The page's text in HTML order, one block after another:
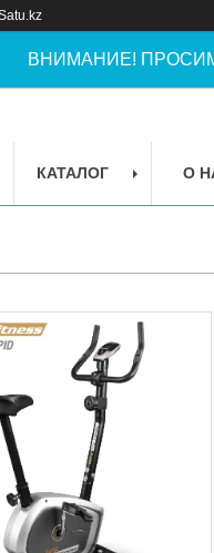
ВНИМАНИЕ!
КАТАЛОГ О